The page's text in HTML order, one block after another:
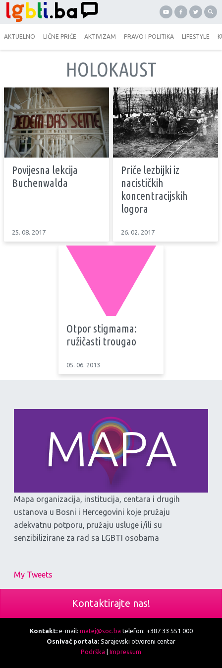
AKTUELNO LIČNE PRIČE AKTIVIZAM PRAVO I POLITIKA LIFESTYLE
HOLOKAUST
Povijesna lekcija
Buchenwalda
25. 08. 2017
Priče lezbijki iz
nacističkih
koncentracijskih
logora
26. 02. 2017
Otpor stigmama:
ružičasti trougao
05. 06. 2013
Mapa organizacija, institucija, centara i drugih
ustanova u Bosni i Hercegovini koje pružaju
adekvatnu potporu, pružaju usluge i/ili su
senzibilizirane za rad sa LGBTI osobama
My Tweets
Kontaktirajte nas!
Kontakt:e-mail: matej@soc.ba telefon: +387 33 551 000
Osnivač portala: Sarajevski otvoreni centar
Podrška
Impressum